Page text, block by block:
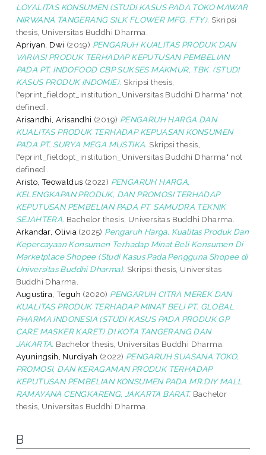
LOYALITAS KONSUMEN (STUDI KASUS PADA TOKO MAWAR
NIRWANA TANGERANG SILK FLOWER MFG. FTY). Skripsi
thesis, Universitas Buddhi Dharma.
Apriyan, Dwi (2019) PENGARUH KUALITAS PRODUK DAN
VARIASI PRODUK TERHADAP KEPUTUSAN PEMBELIAN
PADA PT. INDOFOOD CBP SUKSES MAKMUR, TBK. (STUDI
KASUS PRODUK INDOMIE). Skripsi thesis,
["eprint_fieldopt_institution_Universitas Buddhi Dharma" not
defined].
Arisandhi, Arisandhi (2019) PENGARUH HARGA DAN
KUALITAS PRODUK TERHADAP KEPUASAN KONSUMEN
PADA PT. SURYA MEGA MUSTIKA. Skripsi thesis,
["eprint_fieldopt_institution_Universitas Buddhi Dharma" not
defined].
Aristo, Teowaldus (2022) PENGARUH HARGA,
KELENGKAPAN PRODUK, DAN PROMOSI TERHADAP
KEPUTUSAN PEMBELIAN PADA PT. SAMUDRA TEKNIK
SEJAHTERA. Bachelor thesis, Universitas Buddhi Dharma.
Arkandar, Olivia (2025) Pengaruh Harga, Kualitas Produk Dan
Kepercayaan Konsumen Terhadap Minat Beli Konsumen Di
Marketplace Shopee (Studi Kasus Pada Pengguna Shopee di
Universitas Buddhi Dharma). Skripsi thesis, Universitas
Buddhi Dharma.
Augustira, Teguh (2020) PENGARUH CITRA MEREK DAN
KUALITAS PRODUK TERHADAP MINAT BELI PT. GLOBAL
PHARMA INDONESIA (STUDI KASUS PADA PRODUK GP
CARE MASKER KARET) DI KOTA TANGERANG DAN
JAKARTA. Bachelor thesis, Universitas Buddhi Dharma.
Ayuningsih, Nurdiyah (2022) PENGARUH SUASANA TOKO,
PROMOSI, DAN KERAGAMAN PRODUK TERHADAP
KEPUTUSAN PEMBELIAN KONSUMEN PADA MR.DIY MALL
RAMAYANA CENGKARENG, JAKARTA BARAT. Bachelor
thesis, Universitas Buddhi Dharma.
B